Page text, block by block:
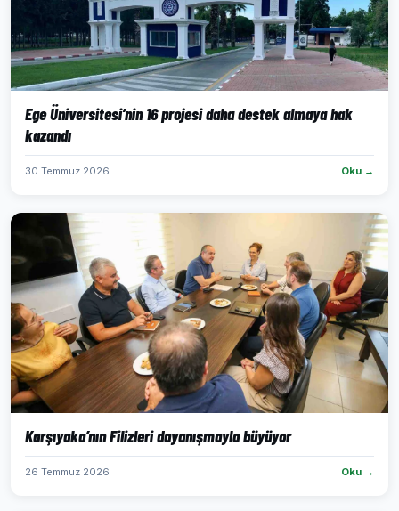
Ege Üniversitesi’nin 16 projesi daha destek almaya hak
kazandı
30 Temmuz 2026 Oku →
Karşıyaka’nın Filizleri dayanışmayla büyüyor
26 Temmuz 2026 Oku →